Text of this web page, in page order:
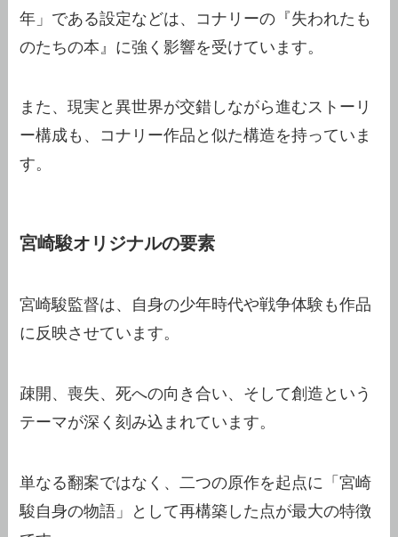
年」である設定などは、コナリーの『失われたも
のたちの本』に強く影響を受けています。
また、現実と異世界が交錯しながら進むストーリ
ー構成も、コナリー作品と似た構造を持っていま
す。
宮崎駿オリジナルの要素
宮崎駿監督は、自身の少年時代や戦争体験も作品
に反映させています。
疎開、喪失、死への向き合い、そして創造という
テーマが深く刻み込まれています。
単なる翻案ではなく、二つの原作を起点に「宮崎
駿自身の物語」として再構築した点が最大の特徴